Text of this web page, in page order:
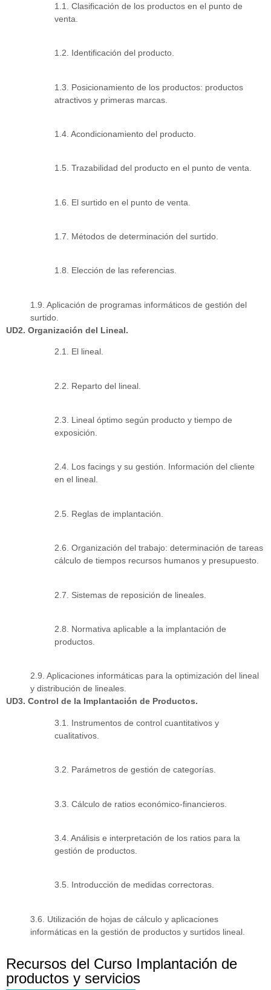
1.1. Clasificación de los productos en el punto de
venta.
1.2. Identificación del producto.
1.3. Posicionamiento de los productos: productos
atractivos y primeras marcas.
1.4. Acondicionamiento del producto.
1.5. Trazabilidad del producto en el punto de venta.
1.6. El surtido en el punto de venta.
1.7. Métodos de determinación del surtido.
1.8. Elección de las referencias.
1.9. Aplicación de programas informáticos de gestión del
surtido.
UD2. Organización del Lineal.
2.1. El lineal.
2.2. Reparto del lineal.
2.3. Lineal óptimo según producto y tiempo de
exposición.
2.4. Los facings y su gestión. Información del cliente
en el lineal.
2.5. Reglas de implantación.
2.6. Organización del trabajo: determinación de tareas
cálculo de tiempos recursos humanos y presupuesto.
2.7. Sistemas de reposición de lineales.
2.8. Normativa aplicable a la implantación de
productos.
2.9. Aplicaciones informáticas para la optimización del lineal
y distribución de lineales.
UD3. Control de la Implantación de Productos.
3.1. Instrumentos de control cuantitativos y
cualitativos.
3.2. Parámetros de gestión de categorías.
3.3. Cálculo de ratios económico-financieros.
3.4. Análisis e interpretación de los ratios para la
gestión de productos.
3.5. Introducción de medidas correctoras.
3.6. Utilización de hojas de cálculo y aplicaciones
informáticas en la gestión de productos y surtidos lineal.
Recursos del Curso Implantación de
productos y servicios